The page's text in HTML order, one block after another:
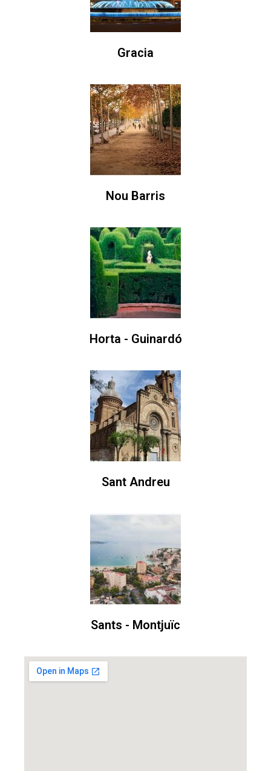
Gracia
Nou Barris
Horta - Guinardó
Sant Andreu
Sants - Montjuïc